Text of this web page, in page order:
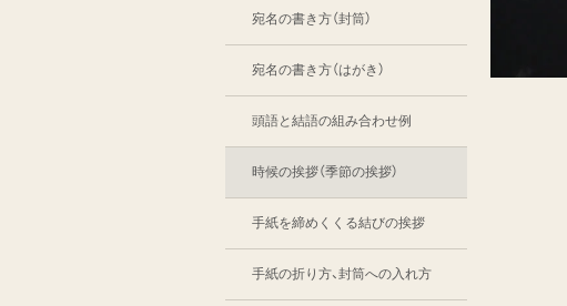
宛名の書き方（封筒）
宛名の書き方（はがき）
頭語と結語の組み合わせ例
時候の挨拶（季節の挨拶）
手紙を締めくくる結びの挨拶
手紙の折り方、封筒への入れ方